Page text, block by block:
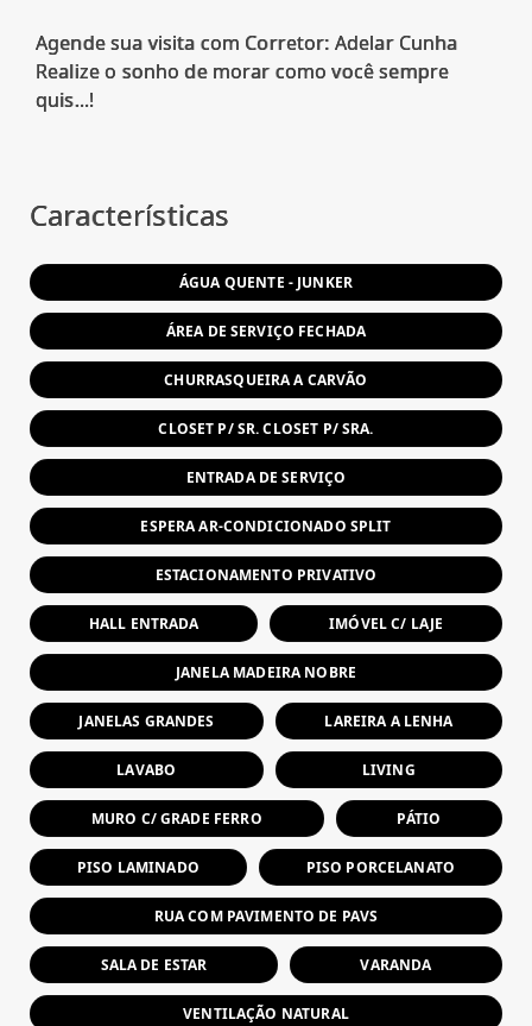
Agende sua visita com Corretor: Adelar Cunha
Realize o sonho de morar como você sempre
quis...!
Características
ÁGUA QUENTE - JUNKER
ÁREA DE SERVIÇO FECHADA
CHURRASQUEIRA A CARVÃO
CLOSET P/ SR. CLOSET P/ SRA.
ENTRADA DE SERVIÇO
ESPERA AR-CONDICIONADO SPLIT
ESTACIONAMENTO PRIVATIVO
HALL ENTRADA IMÓVEL C/ LAJE
JANELA MADEIRA NOBRE
JANELAS GRANDES LAREIRA A LENHA
LAVABO LIVING
MURO C/ GRADE FERRO PÁTIO
PISO LAMINADO PISO PORCELANATO
RUA COM PAVIMENTO DE PAVS
SALA DE ESTAR VARANDA
VENTILAÇÃO NATURAL